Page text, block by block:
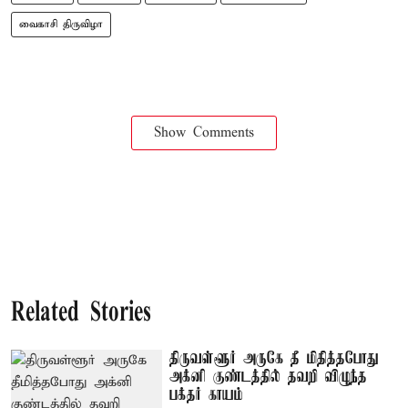
வைகாசி திருவிழா
Show Comments
Related Stories
திருவள்ளூர் அருகே தீ மிதித்தபோது
அக்னி குண்டத்தில் தவறி விழுந்த
பக்தர் காயம்